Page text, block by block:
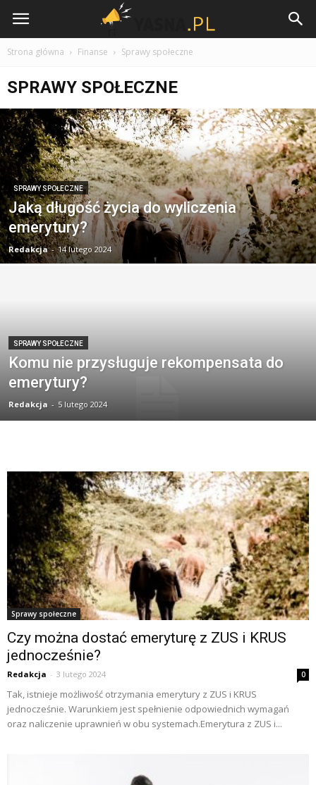
Yasna.pl
Strona główna Finanse Sprawy społeczne
SPRAWY SPOŁECZNE
SPRAWY SPOŁECZNE
Jaką długość życia do wyliczenia
emerytury?
Redakcja - 14 lutego 2024
SPRAWY SPOŁECZNE
Komu nie przysługuje rekompensata do
emerytury?
Redakcja - 5 lutego 2024
Sprawy społeczne
Czy można dostać emeryturę z ZUS i KRUS
jednocześnie?
Redakcja - 3 lutego 2024 0
Tak, istnieje możliwość otrzymania emerytury z ZUS i KRUS
jednocześnie. Warunkiem jest spełnienie odpowiednich wymagań
oraz naliczenie uprawnień w obu systemach.Emerytura z ZUS i...